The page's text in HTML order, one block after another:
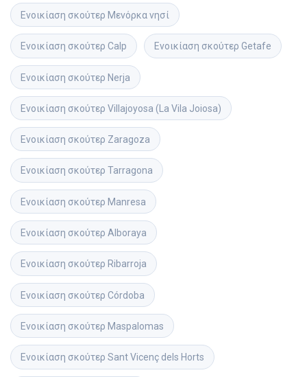
Ενοικίαση σκούτερ Μενόρκα νησί
Ενοικίαση σκούτερ Calp Ενοικίαση σκούτερ Getafe
Ενοικίαση σκούτερ Nerja
Ενοικίαση σκούτερ Villajoyosa (La Vila Joiosa)
Ενοικίαση σκούτερ Zaragoza
Ενοικίαση σκούτερ Tarragona
Ενοικίαση σκούτερ Manresa
Ενοικίαση σκούτερ Alboraya
Ενοικίαση σκούτερ Ribarroja
Ενοικίαση σκούτερ Córdoba
Ενοικίαση σκούτερ Maspalomas
Ενοικίαση σκούτερ Sant Vicenç dels Horts